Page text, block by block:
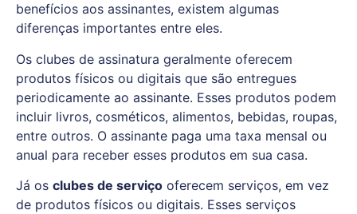
benefícios aos assinantes, existem algumas
diferenças importantes entre eles.
Os clubes de assinatura geralmente oferecem
produtos físicos ou digitais que são entregues
periodicamente ao assinante. Esses produtos podem
incluir livros, cosméticos, alimentos, bebidas, roupas,
entre outros. O assinante paga uma taxa mensal ou
anual para receber esses produtos em sua casa.
Já os clubes de serviço oferecem serviços, em vez
de produtos físicos ou digitais. Esses serviços